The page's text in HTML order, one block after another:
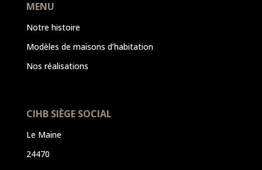
MENU
Notre histoire
Modèles de maisons d’habitation
Nos réalisations
CIHB SIÈGE SOCIAL
Le Maine
24470